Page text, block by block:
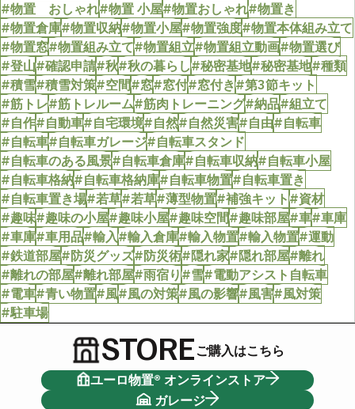
#物置 おしゃれ#物置 小屋#物置おしゃれ#物置き
#物置倉庫#物置収納#物置小屋#物置強度#物置本体組み立て
#物置窓#物置組み立て#物置組立#物置組立動画#物置選び
#登山#確認申請#秋#秋の暮らし#秘密基地#秘密基地#種類
#積雪#積雪対策#空間#窓#窓付#窓付き#第3節キット
#筋トレ#筋トレルーム#筋肉トレーニング#納品#組立て
#自作#自動車#自宅環境#自然#自然災害#自由#自転車
#自転車#自転車ガレージ#自転車スタンド
#自転車のある風景#自転車倉庫#自転車収納#自転車小屋
#自転車格納#自転車格納庫#自転車物置#自転車置き
#自転車置き場#若草#若草#薄型物置#補強キット#資材
#趣味#趣味の小屋#趣味小屋#趣味空間#趣味部屋#車#車庫
#車庫#車用品#輸入#輸入倉庫#輸入物置#輸入物置#運動
#鉄道部屋#防災グッズ#防災術#隠れ家#隠れ部屋#離れ
#離れの部屋#離れ部屋#雨宿り#雪#電動アシスト自転車
#電車#青い物置#風#風の対策#風の影響#風害#風対策
#駐車場
STOREご購入はこちら
ユーロ物置® オンラインストア
ガレージ